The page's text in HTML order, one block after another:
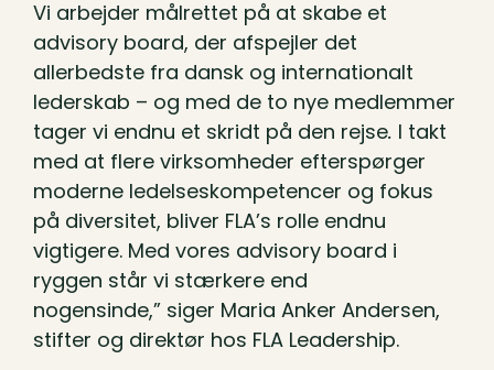
Vi arbejder målrettet på at skabe et
advisory board, der afspejler det
allerbedste fra dansk og internationalt
lederskab – og med de to nye medlemmer
tager vi endnu et skridt på den rejse. I takt
med at flere virksomheder efterspørger
moderne ledelseskompetencer og fokus
på diversitet, bliver FLA’s rolle endnu
vigtigere. Med vores advisory board i
ryggen står vi stærkere end
nogensinde,” siger Maria Anker Andersen,
stifter og direktør hos FLA Leadership.